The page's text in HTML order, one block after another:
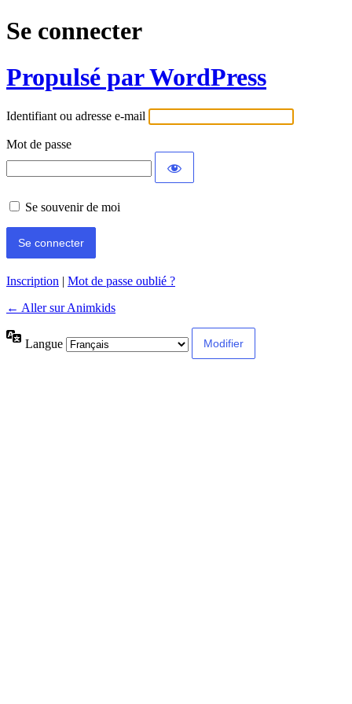
Se connecter
Propulsé par WordPress
Identifiant ou adresse e-mail
Mot de passe
Se souvenir de moi
Inscription | Mot de passe oublié ?
← Aller sur Animkids
Langue